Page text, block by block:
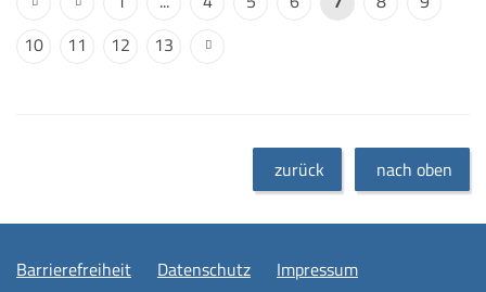
10
11 12 13
zurück nach oben
Barrierefreiheit Datenschutz Impressum